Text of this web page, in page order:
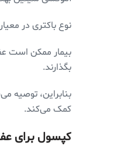
نوع باکتری در
بیمار ممکن است
بگذارند.
بنابراین، توصیه
کمک می‌کند.
کپسول برای